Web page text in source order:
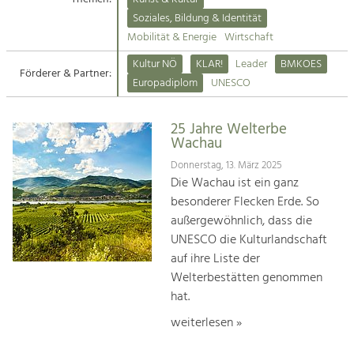
Suche
Impressum
Kontakt
Angebotsentwicklung und
Handwerk, Wissenschaft und Forschung.
Soziales, Bildung &
Identität
Gleichberechtigung, Jugend und
Integration
Mobilität & Energie
Klimawandel, öffentlicher Verkehr und
Steigerung regionaler Wertschöpfung
Soziales, Bildung & Identität
Mobilität & Energie Wirtschaft
Förderer & Partner:
Kultur NÖ KLAR! Leader
BMKOES
Europadiplom
UNESCO
25 Jahre Welterbe
Wachau
Donnerstag, 13. März 2025
Die Wachau ist ein ganz
besonderer Flecken Erde. So
außergewöhnlich, dass die
UNESCO die Kulturlandschaft
auf ihre Liste der
Welterbestätten genommen
hat.
weiterlesen »